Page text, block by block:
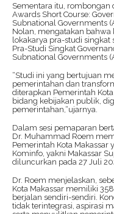
Sementara itu, rombongan
Awards Short Course:
Subnational Governments
Nolan, mengatakan
lokakarya pra-studi singkat
Pra-Studi Singkat
Subnational Governments
“Studi ini yang bertujuan
pemerintahan dan
diterapkan Pemerintah
bidang kebijakan publik,
pemerintahan,“ujarnya.
Dalam sesi pemaparan
Dr. Muhammad Roem
Pemerintah Kota
Kominfo, yakni Makassar
diluncurkan pada 27 Juli
Dr. Roem menjelaskan,
Kota Makassar memiliki
berjalan sendiri-sendiri.
tidak terintegrasi, aspirasi